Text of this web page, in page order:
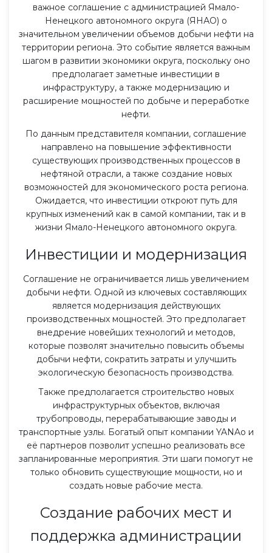
важное соглашение с администрацией Ямало-
Ненецкого автономного округа (ЯНАО) о
значительном увеличении объемов добычи нефти на
территории региона. Это событие является важным
шагом в развитии экономики округа, поскольку оно
предполагает заметные инвестиции в
инфраструктуру, а также модернизацию и
расширение мощностей по добыче и переработке
нефти.
По данным представителя компании, соглашение
направлено на повышение эффективности
существующих производственных процессов в
нефтяной отрасли, а также создание новых
возможностей для экономического роста региона.
Ожидается, что инвестиции откроют путь для
крупных изменений как в самой компании, так и в
жизни Ямало-Ненецкого автономного округа.
Инвестиции и модернизация
Соглашение не ограничивается лишь увеличением
добычи нефти. Одной из ключевых составляющих
является модернизация действующих
производственных мощностей. Это предполагает
внедрение новейших технологий и методов,
которые позволят значительно повысить объемы
добычи нефти, сократить затраты и улучшить
экологическую безопасность производства.
Также предполагается строительство новых
инфраструктурных объектов, включая
трубопроводы, перерабатывающие заводы и
транспортные узлы. Богатый опыт компании YANAo и
её партнеров позволит успешно реализовать все
запланированные мероприятия. Эти шаги помогут не
только обновить существующие мощности, но и
создать новые рабочие места.
Создание рабочих мест и
поддержка администрации